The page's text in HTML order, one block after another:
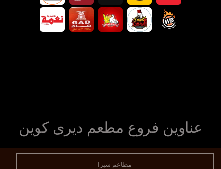
عناوين فروع مطعم ديرى كوين
مطاعم شبرا